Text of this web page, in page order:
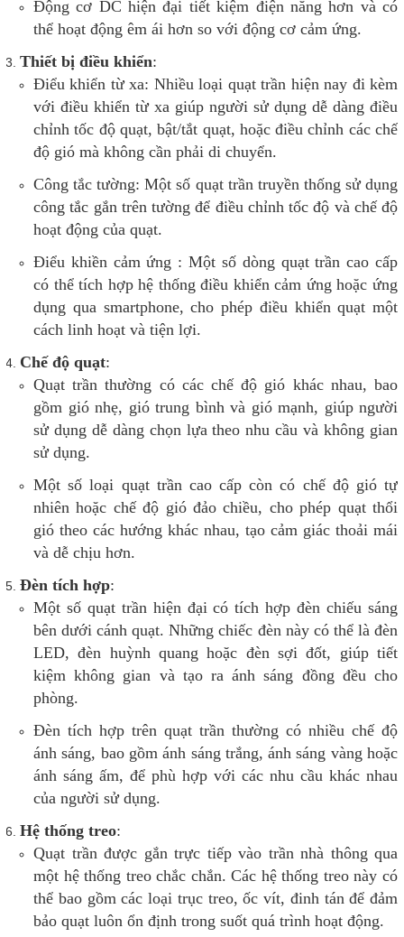
Động cơ DC hiện đại tiết kiệm điện năng hơn và có
thể hoạt động êm ái hơn so với động cơ cảm ứng.
Thiết bị điều khiển:
Điểu khiển từ xa: Nhiều loại quạt trần hiện nay đi kèm
với điều khiển từ xa giúp người sử dụng dễ dàng điều
chỉnh tốc độ quạt, bật/tắt quạt, hoặc điều chỉnh các chế
độ gió mà không cần phải di chuyển.
Công tắc tường: Một số quạt trần truyền thống sử dụng
công tắc gắn trên tường để điều chỉnh tốc độ và chế độ
hoạt động của quạt.
Điểu khiền cảm ứng : Một số dòng quạt trần cao cấp
có thể tích hợp hệ thống điều khiển cảm ứng hoặc ứng
dụng qua smartphone, cho phép điều khiển quạt một
cách linh hoạt và tiện lợi.
Chế độ quạt:
Quạt trần thường có các chế độ gió khác nhau, bao
gồm gió nhẹ, gió trung bình và gió mạnh, giúp người
sử dụng dễ dàng chọn lựa theo nhu cầu và không gian
sử dụng.
Một số loại quạt trần cao cấp còn có chế độ gió tự
nhiên hoặc chế độ gió đảo chiều, cho phép quạt thổi
gió theo các hướng khác nhau, tạo cảm giác thoải mái
và dễ chịu hơn.
Đèn tích hợp:
Một số quạt trần hiện đại có tích hợp đèn chiếu sáng
bên dưới cánh quạt. Những chiếc đèn này có thể là đèn
LED, đèn huỳnh quang hoặc đèn sợi đốt, giúp tiết
kiệm không gian và tạo ra ánh sáng đồng đều cho
phòng.
Đèn tích hợp trên quạt trần thường có nhiều chế độ
ánh sáng, bao gồm ánh sáng trắng, ánh sáng vàng hoặc
ánh sáng ấm, để phù hợp với các nhu cầu khác nhau
của người sử dụng.
Hệ thống treo:
Quạt trần được gắn trực tiếp vào trần nhà thông qua
một hệ thống treo chắc chắn. Các hệ thống treo này có
thể bao gồm các loại trục treo, ốc vít, đinh tán để đảm
bảo quạt luôn ổn định trong suốt quá trình hoạt động.